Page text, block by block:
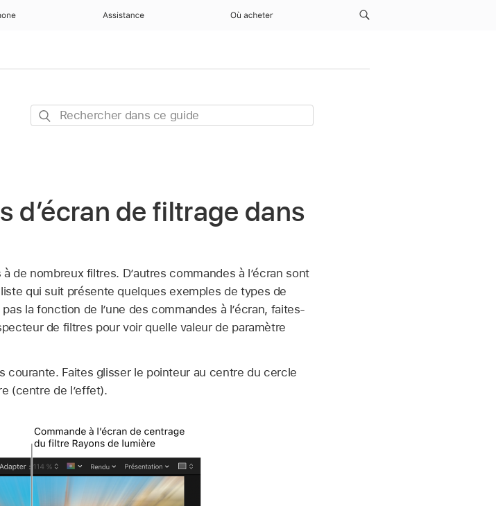
Assistance Où acheter
Rechercher
d’écran de filtrage dans
de nombreux filtres. Dʼautres commandes à l’écran sont
qui suit présente quelques exemples de types de
la fonction de l’une des commandes à l’écran, faites-
de filtres pour voir quelle valeur de paramètre
courante. Faites glisser le pointeur au centre du cercle
(centre de l’effet).